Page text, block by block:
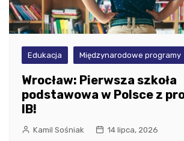
Edukacja Międzynarodowe programy
Wrocław: Pierwsza szkoła
podstawowa w Polsce z
IB!
Kamil Sośniak 14 lipca, 2026